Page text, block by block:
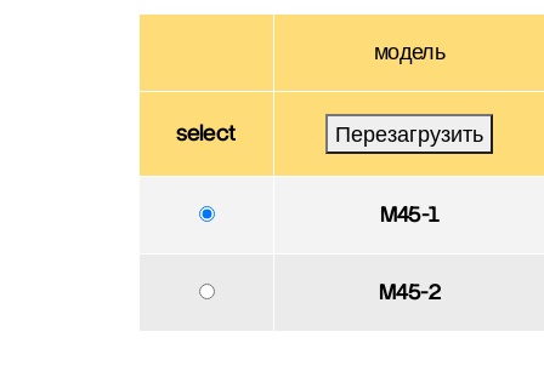
модель
select Перезагрузить
M45-1
M45-2